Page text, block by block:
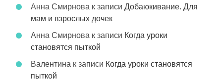
Анна Смирнова к записиДобаюкивание. Для
мам и взрослых дочек
Анна Смирнова к записи Когда уроки
становятся пыткой
Валентина к записи Когда уроки становятся
пыткой